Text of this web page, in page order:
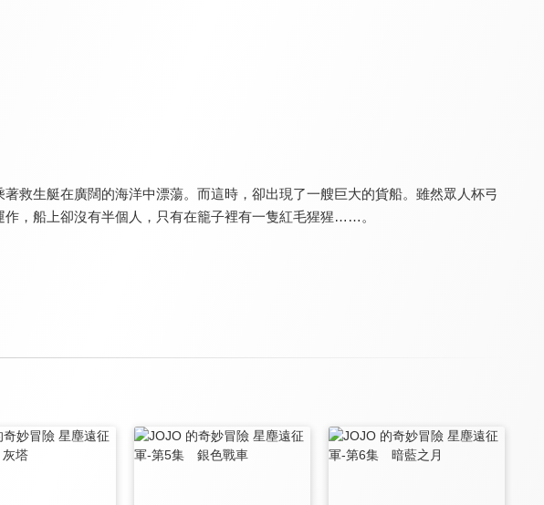
8.0
魔法禁書目錄 第三季
全 26 集
8.0
刀劍神域 Alicization
全 26 集
9.4
關於我轉生變成史萊姆這檔事
救生艇在廣闊的海洋中漂蕩。而這時，卻出現了一艘巨大的貨船。雖然眾人杯弓
，船上卻沒有半個人，只有在籠子裡有一隻紅毛猩猩……。